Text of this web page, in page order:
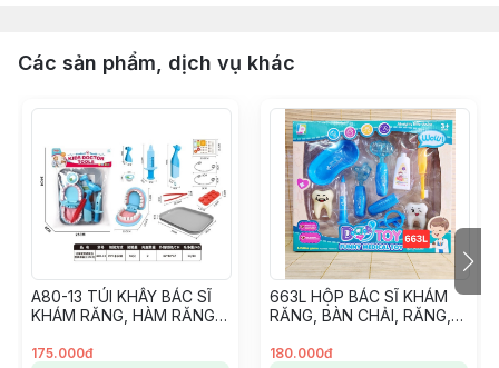
món đồ chơi khi gửi hàng giao cho Khách hàng của
- Thời gian giao hàng sẽ theo như cam kết của Sàn
TMĐT nên Bạn vui lòng đọc kỹ thông tin về Giao hàng
khi kết đơn nhé.
- Ngoài ra Shop còn có dịch vụ Gói Quà Miễn Phí khi
Khách hàng có Yêu Cầu cho mục đích tặng quà – Vui
lòng ghi chú Đơn hàng nếu có nhu cầu và cho Shop
xin thông tin màu Giấy gói luôn nhé.
#dochoi #dochoitreem #dochoichobe #dochoibegai
#dochoibetrai #dochoihoatoc #hoatoc #goiqua
#goiquamienphi
Các sản phẩm, dịch vụ khác
A80-13 TÚI KHÂY BÁC SĨ
KHÁM RĂNG, HÀM RĂNG,
175.000đ
663L HỘP BÁC SĨ KHÁM
RĂNG, BÀN CHẢI, RĂNG,
180.000đ